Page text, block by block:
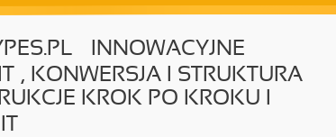
– INNOWACYJNE
, KONWERSJA I STRUKTURA
KROK PO KROKU I